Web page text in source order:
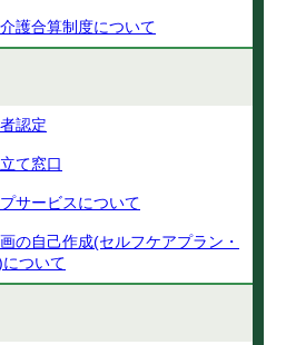
護合算制度について
認定
て窓口
サービスについて
の自己作成(セルフケアプラン・
ついて